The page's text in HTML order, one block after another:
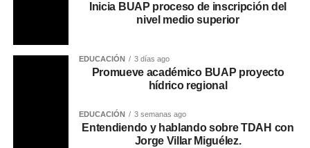
Inicia BUAP proceso de inscripción del
nivel medio superior
EDUCACIÓN 3 días ago
Promueve académico BUAP proyecto
hídrico regional
EDUCACIÓN 3 semanas ago
Entendiendo y hablando sobre TDAH con
Jorge Villar Miguélez.